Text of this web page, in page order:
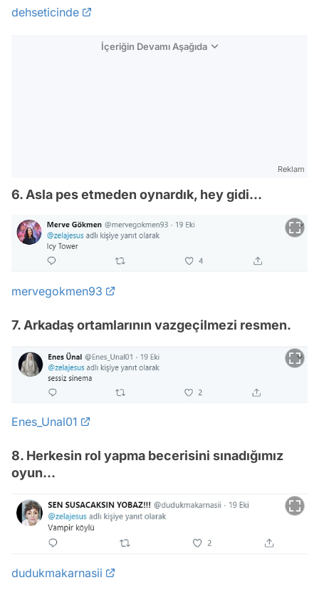
dehseticinde
İçeriğin Devamı Aşağıda
Reklam
6. Asla pes etmeden oynardık, hey gidi...
mervegokmen93
7. Arkadaş ortamlarının vazgeçilmezi resmen.
Enes_Unal01
8. Herkesin rol yapma becerisini sınadığımız
oyun...
dudukmakarnasii